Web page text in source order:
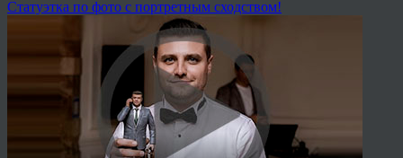
Статуэтка по фото с портретным сходством!